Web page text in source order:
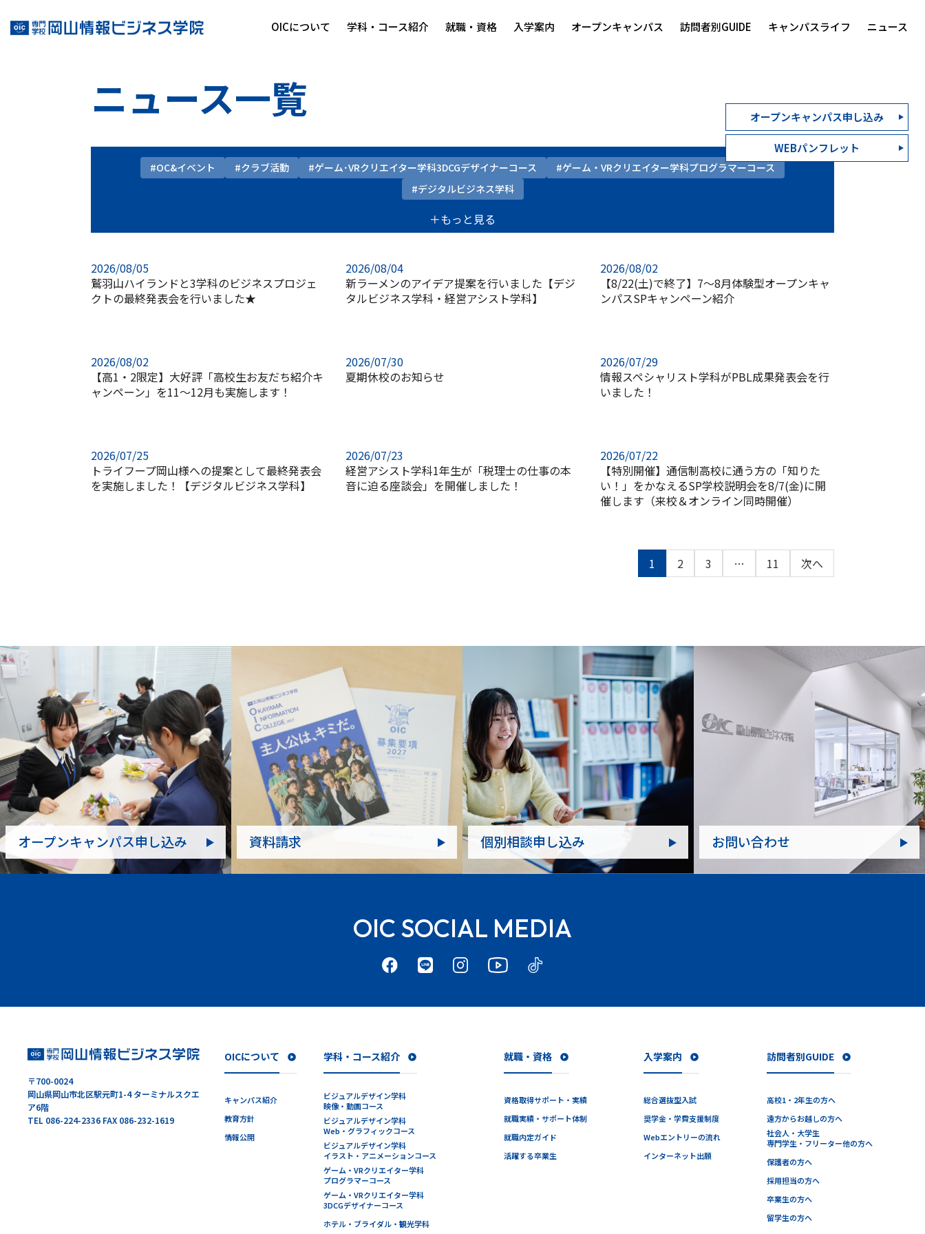
OICについて 学科・コース紹介 就職・資格 入学案内 オープンキャンパス 訪問者別GUIDE キャンパスライフ ニュース
ニュース一覧
#OC&イベント #クラブ活動 #ゲーム･VRクリエイター学科3DCGデザイナーコース
#ゲーム・VRクリエイター学科プログラマーコース
#デジタルビジネス学科
＋もっと見る
2026/08/05
鷲羽山ハイランドと3学科のビジネスプロジェ
クトの最終発表会を行いました★
2026/08/04
新ラーメンのアイデア提案を行いました【デジ
タルビジネス学科・経営アシスト学科】
2026/08/02
【8/22(土)で終了】7～8月体験型オープンキャ
ンパスSPキャンペーン紹介
2026/08/02
【高1・2限定】大好評「高校生お友だち紹介キ
ャンペーン」を11～12月も実施します！
2026/07/30
夏期休校のお知らせ
2026/07/29
情報スペシャリスト学科がPBL成果発表会を行
いました！
2026/07/25
トライフープ岡山様への提案として最終発表会
を実施しました！【デジタルビジネス学科】
2026/07/23
経営アシスト学科1年生が「税理士の仕事の本
音に迫る座談会」を開催しました！
2026/07/22
【特別開催】通信制高校に通う方の「知りた
い！」をかなえるSP学校説明会を8/7(金)に開
催します（来校＆オンライン同時開催）
1 2 3 … 11 次へ
オープンキャンパス申し込み 資料請求 個別相談申し込み お問い合わせ
OIC SOCIAL MEDIA
オープンキャンパス申し込み
WEBパンフレット
〒700-0024
岡山県岡山市北区駅元町1-4 ターミナルスクエ
ア6階
TEL 086-224-2336 FAX 086-232-1619
OICについて
キャンパス紹介
教育方針
情報公開
学科・コース紹介
ビジュアルデザイン学科
映像・動画コース
ビジュアルデザイン学科
Web・グラフィックコース
ビジュアルデザイン学科
イラスト・アニメーションコース
ゲーム・VRクリエイター学科
プログラマーコース
ゲーム・VRクリエイター学科
3DCGデザイナーコース
ホテル・ブライダル・観光学科
就職・資格
資格取得サポート・実績
就職実績・サポート体制
就職内定ガイド
活躍する卒業生
入学案内
総合選抜型入試
奨学金・学費支援制度
Webエントリーの流れ
インターネット出願
訪問者別GUIDE
高校1・2年生の方へ
遠方からお越しの方へ
社会人・大学生
専門学生・フリーター他の方へ
保護者の方へ
採用担当の方へ
卒業生の方へ
留学生の方へ